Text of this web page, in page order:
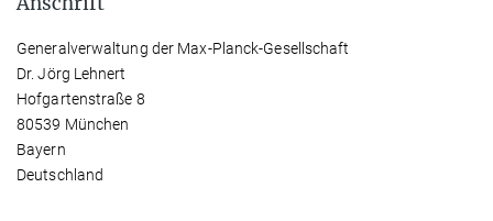
Generalverwaltung der Max-Planck-Gesellschaft
Dr. Jörg Lehnert
Hofgartenstraße 8
80539 München
Bayern
Deutschland